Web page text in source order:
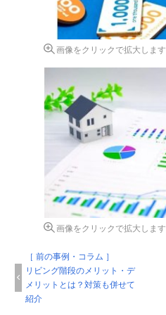
画像をクリックで拡大します
画像をクリックで拡大します
［ 前の事例・コラム ］
リビング階段のメリット・デ
メリットとは？対策も併せて
紹介